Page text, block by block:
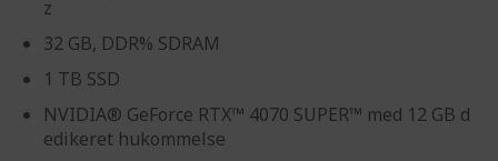
z
32 GB, DDR% SDRAM
1 TB SSD
NVIDIA® GeForce RTX™ 4070 SUPER™ med 12 GB d
edikeret hukommelse